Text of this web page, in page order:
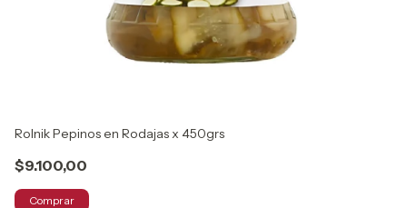
Rolnik Pepinos en Rodajas x 450grs
$9.100,00
Comprar